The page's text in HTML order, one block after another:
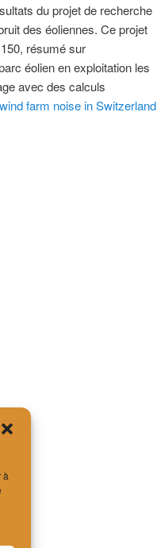
à
du projet de recherche
des éoliennes. Ce projet
résumé sur
éolien en exploitation les
avec des calculs
farm noise in Switzerland